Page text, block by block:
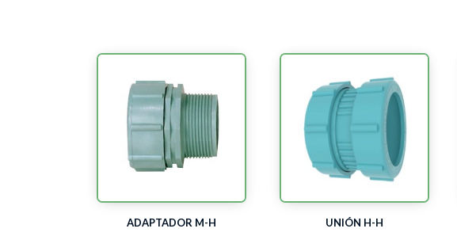
ADAPTADOR M-H UNIÓN H-H